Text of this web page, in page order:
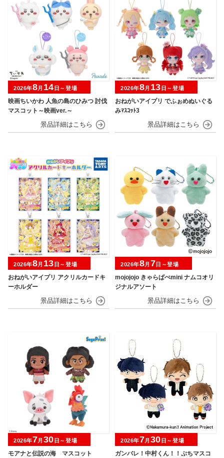
映画ちいかわ 人魚の島のひみつ 討伐
マスコット～映画ver.～
2026年8月 14 日～登場
おねがいアイプリ でふぉめぬいぐる
みﾏｽｺｯﾄ3
2026年8月 13 日～登場
おねがいアイプリ アクリルカードキ
ーホルダー
2026年8月 13 日～登場
mojojojo きゃらぱぺmini ナムコオリ
ジナルアソート
2026年8月 7日～登場
モアナと伝説の海 マスコット
2026年7月 30 日～登場
ガンバレ！中村くん！！ぷちマスコ
2026年7月 30 日～登場